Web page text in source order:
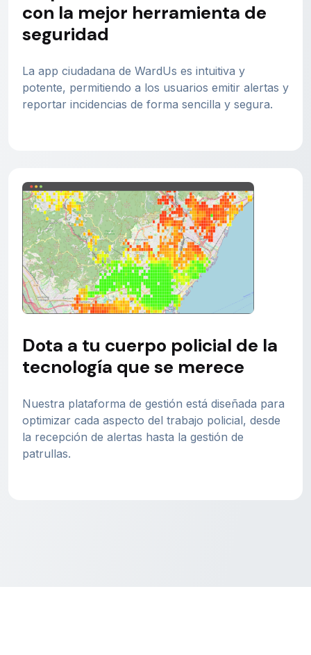
con la mejor herramienta de
seguridad
La app ciudadana de WardUs es intuitiva y
potente, permitiendo a los usuarios emitir alertas y
reportar incidencias de forma sencilla y segura.
Dota a tu cuerpo policial de la
tecnología que se merece
Nuestra plataforma de gestión está diseñada para
optimizar cada aspecto del trabajo policial, desde
la recepción de alertas hasta la gestión de
patrullas.